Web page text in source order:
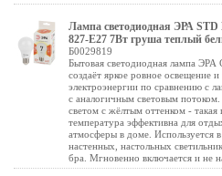
Лампа светодиодная ЭРА
827-E27 7Вт груша теплый
Б0029819
Бытовая светодиодная лампа ЭРА
создаёт яркое ровное освещение
электроэнергии по сравнению с
с аналогичным световым
светом с жёлтым оттенком - такая
температура эффективна для
атмосферы в доме. Используется
настенных, настольных
бра. Мгновенно включается и не